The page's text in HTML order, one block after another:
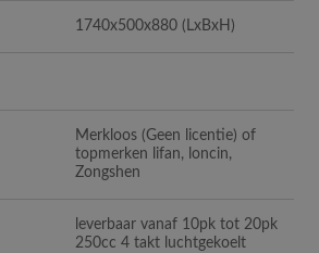
1740x500x880(LxBxH)
Merkloos (Geen licentie) of
topmerken lifan, loncin,
Zongshen
leverbaar vanaf 10pk tot 20pk
250cc 4 takt luchtgekoelt